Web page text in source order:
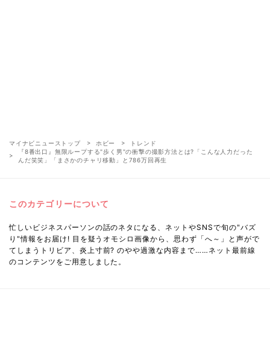
マイナビニューストップ ホビー
トレンド
『8番出口』無限ループする"歩く男"の衝撃の撮影方法とは?「こんな人力だった
んだ笑笑」「まさかのチャリ移動」と786万回再生
このカテゴリーについて
忙しいビジネスパーソンの話のネタになる、ネットやSNSで旬の"バズ
り"情報をお届け! 目を疑うオモシロ画像から、思わず「へ～」と声がで
てしまうトリビア、炎上寸前? のやや過激な内容まで……ネット最前線
のコンテンツをご用意しました。